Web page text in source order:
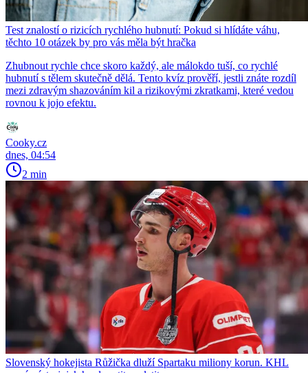
Test znalostí o rizicích rychlého hubnutí: Pokud si hlídáte váhu,
těchto 10 otázek by pro vás měla být hračka
Zhubnout rychle chce skoro každý, ale málokdo tuší, co rychlé
hubnutí s tělem skutečně dělá. Tento kvíz prověří, jestli znáte rozdíl
mezi zdravým shazováním kil a rizikovými zkratkami, které vedou
rovnou k jojo efektu.
Cooky.cz
dnes, 04:54
2 min
Slovenský hokejista Růžička dluží Spartaku miliony korun. KHL